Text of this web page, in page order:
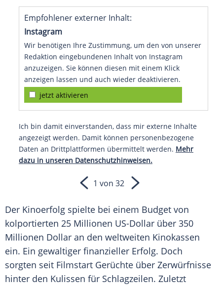
Empfohlener externer Inhalt:
Instagram
Wir benötigen Ihre Zustimmung, um den von unserer
Redaktion eingebundenen Inhalt von Instagram
anzuzeigen. Sie können diesen mit einem Klick
anzeigen lassen und auch wieder deaktivieren.
jetzt aktivieren
Ich bin damit einverstanden, dass mir externe Inhalte
angezeigt werden. Damit können personenbezogene
Daten an Drittplattformen übermittelt werden. Mehr
dazu in unseren Datenschutzhinweisen.
1 von 32
Der Kinoerfolg spielte bei einem Budget von
kolportierten 25 Millionen US-Dollar über 350
Millionen Dollar an den weltweiten Kinokassen
ein. Ein gewaltiger finanzieller Erfolg. Doch
sorgten seit Filmstart Gerüchte über Zerwürfnisse
hinter den Kulissen für Schlagzeilen. Zuletzt